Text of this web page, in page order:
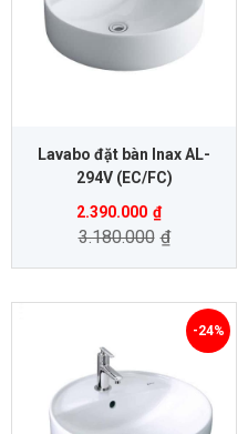
Lavabo đặt bàn Inax AL-
294V (EC/FC)
2.390.000 ₫
3.180.000 ₫
-24%